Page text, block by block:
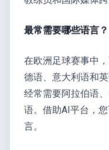
最常需要哪些语言？
在欧洲足球赛事中
德语、意大利语和
经常需要阿拉伯语
语。借助AI平台，
言。